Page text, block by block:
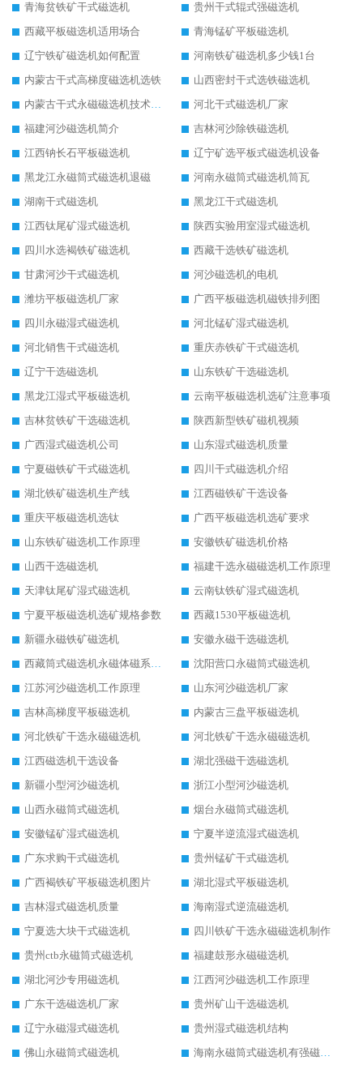
青海贫铁矿干式磁选机
贵州干式辊式强磁选机
西藏平板磁选机适用场合
青海锰矿平板磁选机
辽宁铁矿磁选机如何配置
河南铁矿磁选机多少钱1台
内蒙古干式高梯度磁选机选铁
山西密封干式选铁磁选机
内蒙古干式永磁磁选机技术要求
河北干式磁选机厂家
福建河沙磁选机简介
吉林河沙除铁磁选机
江西钠长石平板磁选机
辽宁矿选平板式磁选机设备
黑龙江永磁筒式磁选机退磁
河南永磁筒式磁选机筒瓦
湖南干式磁选机
黑龙江干式磁选机
江西钛尾矿湿式磁选机
陕西实验用室湿式磁选机
四川水选褐铁矿磁选机
西藏干选铁矿磁选机
甘肃河沙干式磁选机
河沙磁选机的电机
潍坊平板磁选机厂家
广西平板磁选机磁铁排列图
四川永磁湿式磁选机
河北锰矿湿式磁选机
河北销售干式磁选机
重庆赤铁矿干式磁选机
辽宁干选磁选机
山东铁矿干选磁选机
黑龙江湿式平板磁选机
云南平板磁选机选矿注意事项
吉林贫铁矿干选磁选机
陕西新型铁矿磁机视频
广西湿式磁选机公司
山东湿式磁选机质量
宁夏磁铁矿干式磁选机
四川干式磁选机介绍
湖北铁矿磁选机生产线
江西磁铁矿干选设备
重庆平板磁选机选钛
广西平板磁选机选矿要求
山东铁矿磁选机工作原理
安徽铁矿磁选机价格
山西干选磁选机
福建干选永磁磁选机工作原理
天津钛尾矿湿式磁选机
云南钛铁矿湿式磁选机
宁夏平板磁选机选矿规格参数
西藏1530平板磁选机
新疆永磁铁矿磁选机
安徽永磁干选磁选机
西藏筒式磁选机永磁体磁系设计
沈阳营口永磁筒式磁选机
江苏河沙磁选机工作原理
山东河沙磁选机厂家
吉林高梯度平板磁选机
内蒙古三盘平板磁选机
河北铁矿干选永磁磁选机
河北铁矿干选永磁磁选机
江西磁选机干选设备
湖北强磁干选磁选机
新疆小型河沙磁选机
浙江小型河沙磁选机
山西永磁筒式磁选机
烟台永磁筒式磁选机
安徽锰矿湿式磁选机
宁夏半逆流湿式磁选机
广东求购干式磁选机
贵州锰矿干式磁选机
广西褐铁矿平板磁选机图片
湖北湿式平板磁选机
吉林湿式磁选机质量
海南湿式逆流磁选机
宁夏选大块干式磁选机
四川铁矿干选永磁磁选机制作
贵州ctb永磁筒式磁选机
福建鼓形永磁磁选机
湖北河沙专用磁选机
江西河沙磁选机工作原理
广东干选磁选机厂家
贵州矿山干选磁选机
辽宁永磁湿式磁选机
贵州湿式磁选机结构
佛山永磁筒式磁选机
海南永磁筒式磁选机有强磁的吗